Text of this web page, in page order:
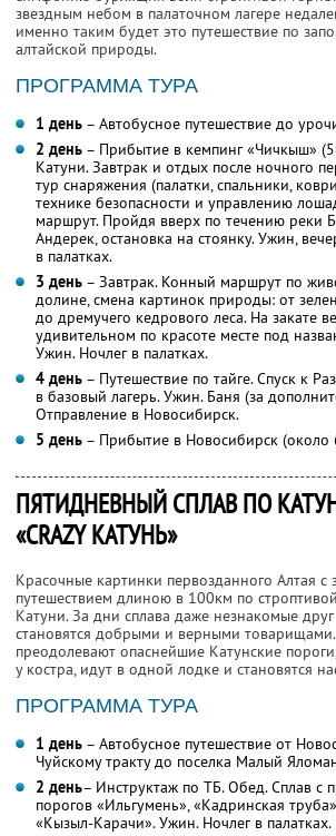
звездным небом в палаточном лагере
именно таким будет это путешествие по
алтайской природы.
ПРОГРАММА ТУРА
1 день – Автобусное путешествие до
2 день – Прибытие в кемпинг «Чичкыш»
Катуни. Завтрак и отдых после ночного
тур снаряжения (палатки, спальники,
технике безопасности и управлению
маршрут. Пройдя вверх по течению реки
Андерек, остановка на стоянку. Ужин,
в палатках.
3 день – Завтрак. Конный маршрут по
долине, смена картинок природы: от
до дремучего кедрового леса. На закате
удивительном по красоте месте под
Ужин. Ночлег в палатках.
4 день – Путешествие по тайге. Спуск к
в базовый лагерь. Ужин. Баня (за
Отправление в Новосибирск.
5 день – Прибытие в Новосибирск (около
ПЯТИДНЕВНЫЙ СПЛАВ ПО
«CRAZY КАТУНЬ»
Красочные картинки первозданного Алтая
путешествием длиною в 100км по
Катуни. За дни сплава даже незнакомые
становятся добрыми и верными
преодолевают опаснейшие Катунские
у костра, идут в одной лодке и становятся
ПРОГРАММА ТУРА
1 день – Автобусное путешествие от
Чуйскому тракту до поселка Малый
2 день– Инструктаж по ТБ. Обед. Сплав с
порогов «Ильгумень», «Кадринская
«Кызыл-Карачи». Ужин. Ночлег в палатках.